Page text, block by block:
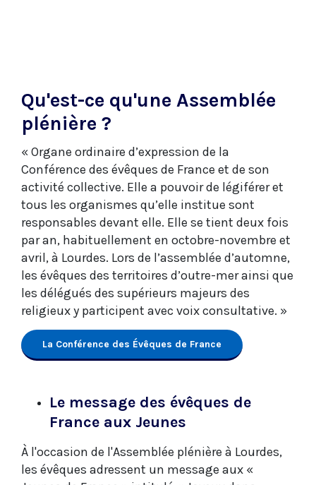
Qu'est-ce qu'une Assemblée
plénière ?
« Organe ordinaire d’expression de la
Conférence des évêques de France et de son
activité collective. Elle a pouvoir de légiférer et
tous les organismes qu’elle institue sont
responsables devant elle. Elle se tient deux fois
par an, habituellement en octobre-novembre et
avril, à Lourdes. Lors de l’assemblée d’automne,
les évêques des territoires d’outre-mer ainsi que
les délégués des supérieurs majeurs des
religieux y participent avec voix consultative. »
La Conférence des Évêques de France
Le message des évêques de
France aux Jeunes
À l'occasion de l'Assemblée plénière à Lourdes,
les évêques adressent un message aux «